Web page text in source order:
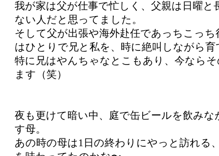
我が家は父が仕事で忙しく、父親は日曜と
ない人だと思ってました。
そして父が出張や海外赴任であっちこっ
はひとりで兄と私を、時に絶叫しながら
特に兄はやんちゃなとこもあり、今なら
ます（笑）
夜も更けて暗い中、庭で缶ビールを飲み
す母。
あの時の母は1日の終わりにやっと訪れる